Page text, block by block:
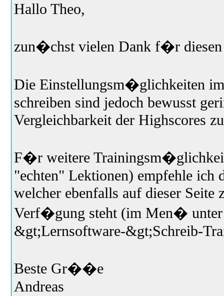
Hallo Theo,
zun�chst vielen Dank f�r diesen
Die Einstellungsm�glichkeiten
schreiben sind jedoch bewusst
Vergleichbarkeit der Highscores
F�r weitere
"echten" Lektionen) empfehle ich
welcher ebenfalls auf dieser Seite
Verf�gung steht (im Men� unter
&gt;Lernsoftware-&gt;Schreib-
Beste Gr��e
Andreas